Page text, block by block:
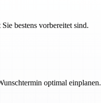
bestens vorbereitet sind.
optimal einplanen.